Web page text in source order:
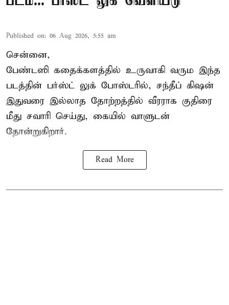
Published on: 06 Aug 2026, 5:55 am
சென்னை,
பேண்டஸி கதைக்களத்தில் உருவாகி வரும இந்த
படத்தின் பர்ஸ்ட் லுக் போஸ்டரில், சந்தீப் கிஷன்
இதுவரை இல்லாத தோற்றத்தில் வீரராக குதிரை
மீது சவாரி செய்து, கையில் வாளுடன்
தோன்றுகிறார்.
Read More